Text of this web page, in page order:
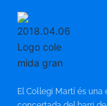
El Col·legi Martí és una